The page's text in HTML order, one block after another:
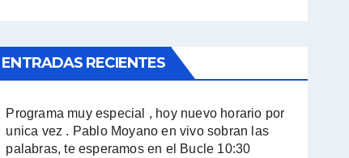
ENTRADAS RECIENTES
Programa muy especial , hoy nuevo horario por
unica vez . Pablo Moyano en vivo sobran las
palabras, te esperamos en el Bucle 10:30